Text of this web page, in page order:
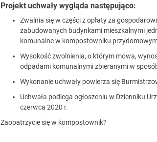
Projekt uchwały wygląda następująco:
Zwalnia się w części z opłaty za
zabudowanych budynkami mieszkalnymi
komunalne w kompostowniku
Wysokość zwolnienia, o którym mowa,
odpadami komunalnymi zbieranymi w
Wykonanie uchwały powierza się
Uchwała podlega ogłoszeniu w Dzienniku
czerwca 2020 r.
Zaopatrzycie się w kompostownik?